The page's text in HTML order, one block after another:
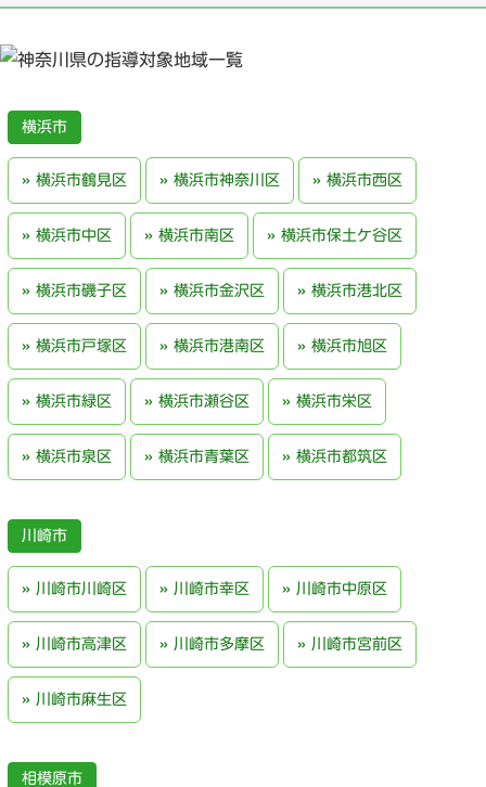
横浜市
横浜市鶴見区 横浜市神奈川区 横浜市西区
横浜市中区 横浜市南区 横浜市保土ケ谷区
横浜市磯子区 横浜市金沢区 横浜市港北区
横浜市戸塚区 横浜市港南区 横浜市旭区
横浜市緑区 横浜市瀬谷区 横浜市栄区
横浜市泉区 横浜市青葉区 横浜市都筑区
川崎市
川崎市川崎区 川崎市幸区 川崎市中原区
川崎市高津区 川崎市多摩区 川崎市宮前区
川崎市麻生区
相模原市